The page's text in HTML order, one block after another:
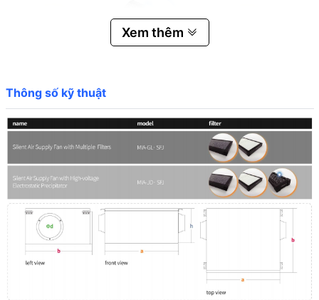
Thông tin chung:
* Thông số kỹ thuật Quạt cấp gió tươi siêu êm với 02 bộ lọc hiệu
MIA:
Xem thêm
Thông số kỹ thuật